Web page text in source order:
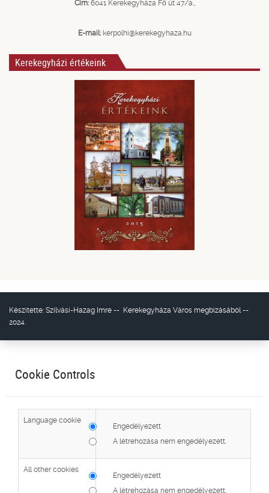
Cím: 6041 Kerekegyháza Fő út 47/a.,
E-mail: kerpolhi@kerekegyhaza.hu
Kerekegyházi értékeink
Készítette: Szilvási-Hazag Imre -- Kerekegyháza Város megbízásából --
2024.
Cookie Controls
Language cookie
Engedélyezett
A létrehozása nem engedélyezett.
All other cookies
Engedélyezett
A létrehozása nem engedélyezett.